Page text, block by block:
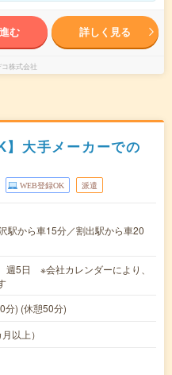
む 詳しく見る
コ株式会社
】大手メーカーでの
WEB登録OK 派遣
駅から車15分／割出駅から車20
5日 ※会社カレンダーにより、
分) (休憩50分)
以上）